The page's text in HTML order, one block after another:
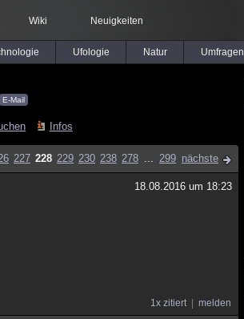
Wiki Neuigkeiten
Ufologie Natur Umfragen
E-Mail
Infos
227 228 229 230 238 278 ... 299 nächste
18.08.2016 um 18:23
1x zitiert melden